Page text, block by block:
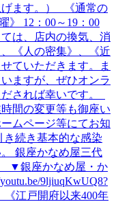
げます。） 《通常の
》 12：00～19：00
は、店内の換気、消
《人の密集》、《近
ていただきます。ま
ますが、ぜひオンラ
されば幸いです。
間の変更等も御座い
ムページ等にてお知
き続き基本的な感染
銀座かなめ屋三代
▼銀座かなめ屋・か
9ljiuqKwUQ8?
江戸開府以来400年